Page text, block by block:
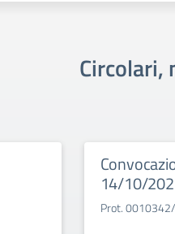
Circolari,
14/10/
Prot.